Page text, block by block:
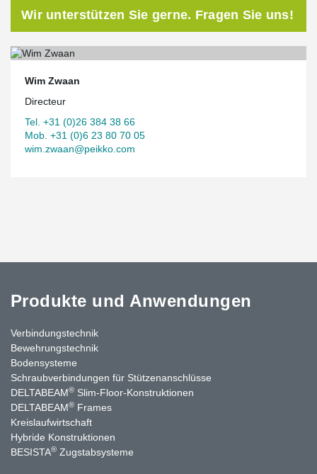
Wir unterstützen Sie gerne. Fragen Sie uns!
Wim Zwaan
Directeur
Tel. +31 (0)26 384 38 66
Mob. +31 (0)6 23 80 70 05
wim.zwaan@peikko.com
Produkte und Anwendungen
Verbindungstechnik
Bewehrungstechnik
Bodensysteme
Schraubverbindungen für Stützenanschlüsse
DELTABEAM® Slim-Floor-Konstruktionen
DELTABEAM® Frames
Kreislaufwirtschaft
Hybride Konstruktionen
BESISTA® Zugstabsysteme